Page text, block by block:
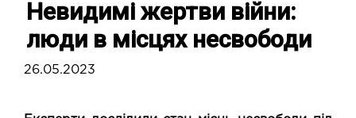
Невидимі жертви війни:
люди в місцях несвободи
26.05.2023